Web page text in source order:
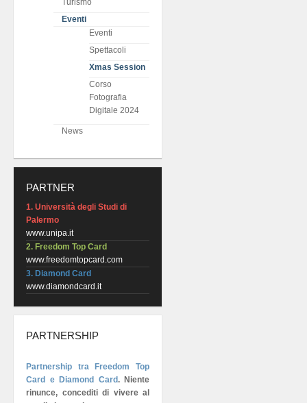
Eventi
Eventi
Spettacoli
Xmas Session
Corso
Fotografia
Digitale 2024
News
PARTNER
1. Università degli Studi di
Palermo
www.unipa.it
2. Freedom Top Card
www.freedomtopcard.com
3. Diamond Card
www.diamondcard.it
PARTNERSHIP
Partnership tra Freedom Top
Card e Diamond Card. Niente
rinunce, concediti di vivere al